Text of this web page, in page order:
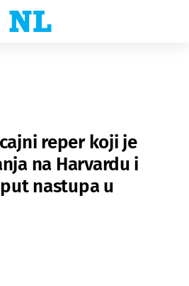
reper koji je
na Harvardu i
nastupa u